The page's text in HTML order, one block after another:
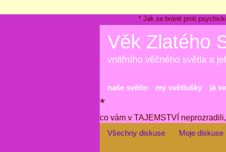
* Jak se bránit proti
Věk Zlatého
vnitřního věčného světla a
naše světlo my světlušky já
*
co vám v TAJEMSTVÍ
Všechny diskuse
Moje diskuse